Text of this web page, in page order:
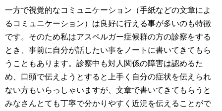
一方で視覚的なコミュニケーション（手紙などの文章によ
るコミュニケーション）は良好に行える事が多いのも特徴
です。そのため私はアスペルガー症候群の方の診察をする
とき、事前に自分が話したい事をノートに書いてきてもら
うこともあります。診察中も対人関係の障害は認めるた
め、口頭で伝えようとすると上手く自分の症状を伝えられ
ない方もいらっしゃいますが、文章で書いてきてもらうと
みなさんとても丁寧で分かりやすく近況を伝えることがで